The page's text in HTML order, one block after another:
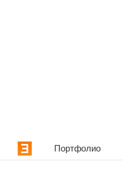
Портфолио